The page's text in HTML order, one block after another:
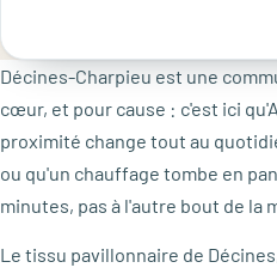
Décines-Charpieu est une
cœur, et pour cause : c'est ici
proximité change tout au
ou qu'un chauffage tombe en
minutes, pas à l'autre bout de la
Le tissu pavillonnaire de